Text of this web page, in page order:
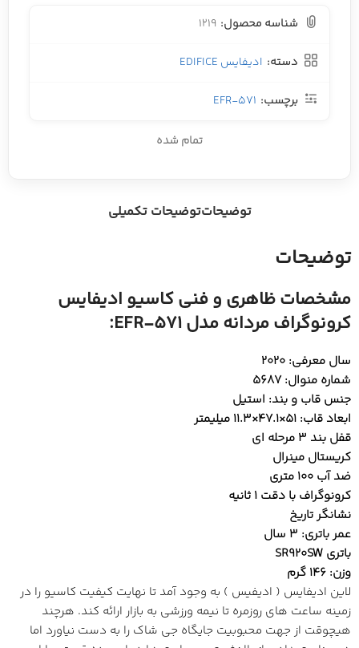
شناسه محصول: 1219
دسته: ادیفایس EDIFICE
برچسب: EFR-571
تمام شده
توضیحاتتوضیحات تکمیلی
توضیحات
مشخصات ظاهری و فنی کاسیو ادیفایس
کرونوگراف مردانه مدل EFR-571:
سال معرفی: 2020
شماره منوال: 5687
جنس قاب و بند: استیل
ابعاد قاب: 51×47.1×11.3 میلیمتر
قفل بند 3 مرحله ای
کریستال مینرال
ضد آب 100 متری
کرونوگراف با دقت 1 ثانیه
نشانگر تاریخ
عمر باتری: 3 سال
باتری SR920SW
وزن: 146 گرم
لاین ادیفایس ( ادیفیس ) به وجود آمد تا نهایت کیفیت کاسیو را در
زمینه ساعت های روزمره تا نیمه ورزشی به بازار ارائه کند. هرچند
هیچوقت از جهت محبوبیت جایگاه جی شاک را به دست نیاورد اما